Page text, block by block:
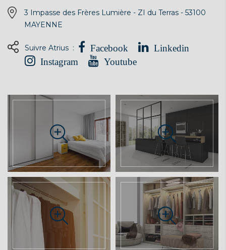
3 Impasse des Frères Lumière - ZI du Terras - 53100
MAYENNE
Suivre Atrius : Facebook
Linkedin
Instagram
Youtube